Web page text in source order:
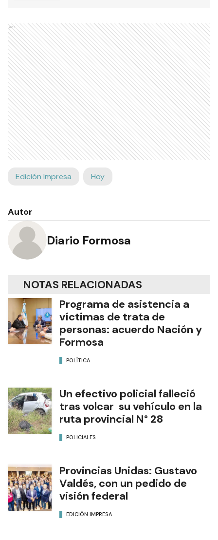
Ads
Edición Impresa Hoy
Autor
Diario Formosa
NOTAS RELACIONADAS
Programa de asistencia a
víctimas de trata de
personas: acuerdo Nación y
Formosa
POLÍTICA
Un efectivo policial falleció
tras volcar su vehículo en la
ruta provincial N° 28
POLICIALES
Provincias Unidas: Gustavo
Valdés, con un pedido de
visión federal
EDICIÓN IMPRESA